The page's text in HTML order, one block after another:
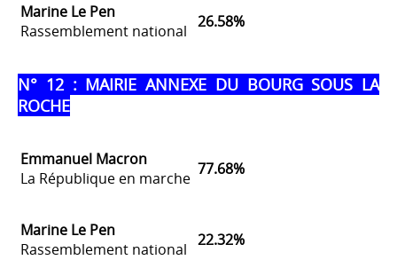
Marine Le Pen
Rassemblement national 26.58%
N° 12 : MAIRIE ANNEXE DU BOURG SOUS LA
ROCHE
Emmanuel Macron
La République en marche 77.68%
Marine Le Pen
Rassemblement national 22.32%